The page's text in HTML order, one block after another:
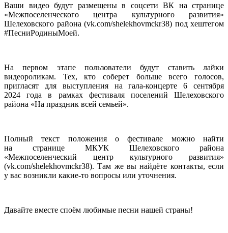
Ваши видео будут размещены в соцсети ВК на странице
«Межпоселенческого центра культурного развития»
Шелеховского района (vk.com/shelekhovmckr38) под хештегом
#ПесниРодиныМоей.
На первом этапе пользователи будут ставить лайки
видеороликам. Тех, кто соберет больше всего голосов,
пригласят для выступления на гала-концерте 6 сентября
2024 года в рамках фестиваля поселений Шелеховского
района «На праздник всей семьей».
Полный текст положения о фестивале можно найти
на странице МКУК Шелеховского района
«Межпоселенческий центр культурного развития»
(vk.com/shelekhovmckr38). Там же вы найдёте контакты, если
у вас возникли какие-то вопросы или уточнения.
Давайте вместе споём любимые песни нашей страны!